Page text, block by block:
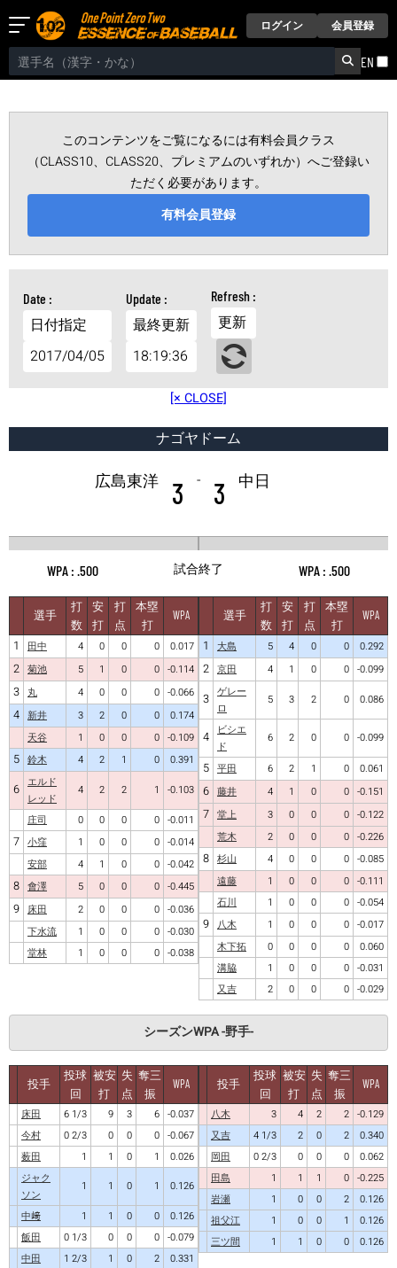
ログイン 会員登録
EN
このコンテンツをご覧になるには有料会員クラス
（CLASS10、CLASS20、プレミアムのいずれか）へご登録い
ただく必要があります。
有料会員登録
日付指定
2017/04/05
最終更新
18:19:36
更新
[× CLOSE]
ナゴヤドーム
広島東洋 3 - 3 中日
.500 試合終了 .500
選手
打
数
安
打
打
点
本塁
打
WPA
1 田中 4 0 0 0 0.017
2 菊池 5 1 0 0 -0.114
3 丸 4 0 0 0 -0.066
4 新井 3 2 0 0
0.174
天谷
1 0 0 0 -0.109
5 鈴木 4 2 1 0 0.391
6 エルド
レッド
4 2 2 1
-0.103
庄司
0 0 0 0 -0.011
7 小窪 1 0 0 0 -0.014
安部
4 1 0 0 -0.042
8 會澤 5 0 0 0 -0.445
9 床田 2 0 0 0 -0.036
下水流
1 0 0 0 -0.030
堂林
1 0 0 0 -0.038
選手
打
数
安
打
打
点
本塁
打
WPA
1 大島 5 4 0 0 0.292
2 京田 4 1 0 0 -0.099
3 ゲレー
ロ
5 3 2 0 0.086
4
ビシエ
ド
6 2 0 0 -0.099
5 平田 6 2 1 0 0.061
6 藤井 4 1 0 0 -0.151
7 堂上 3 0 0 0 -0.122
荒木
2 0 0 0 -0.226
8 杉山 4 0 0 0 -0.085
遠藤
1 0 0 0 -0.111
石川
1 0 0 0 -0.054
9 八木 1 0 0 0 -0.017
木下拓
0 0 0 0
0.060
溝脇
1 0 0 0 -0.031
又吉
2 0 0 0 -0.029
シーズンWPA -野手-
投手
投球
回
被安
打
失
点
奪三
振
WPA
床田 6 1/3 9 3 6 -0.037
今村
0 2/3 0 0 0 -0.067
薮田
1 1 0 1
0.026
ジャク
ソン
1 1 0 1
0.126
中﨑
1 1 0 0
0.126
飯田
0 1/3 0 0 0 -0.079
中田
1 2/3 1 0 2 0.331
投手
投球
回
被安
打
失
点
奪三
振
WPA
八木 3 4 2 2 -0.129
又吉
4 1/3 2 0 2
0.340
岡田
0 2/3 0 0 0
0.062
田島
1 1 1 0 -0.225
岩瀬
1 0 0 2
0.126
祖父江
1 0 0 1
0.126
三ツ間
1 1 0 0 0.126